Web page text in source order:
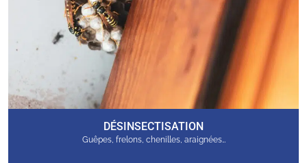
DÉSINSECTISATION
Guêpes, frelons, chenilles, araignées…